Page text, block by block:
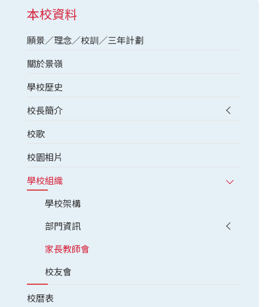
本校資料
願景／理念／校訓／三年計劃
關於景嶺
學校歷史
校長簡介
校歌
校園相片
學校組織
學校架構
部門資訊
家長教師會
校友會
校曆表